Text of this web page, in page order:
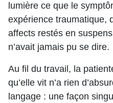
lumière ce que le
expérience traumatique,
affects restés en
n’avait jamais pu se dire.
Au fil du travail, la
qu’elle vit n’a rien
langage : une façon